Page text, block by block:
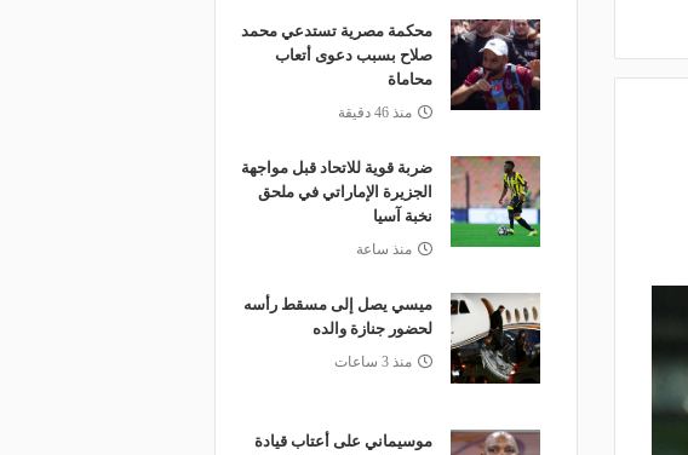
محكمة مصرية تستدعي محمد
صلاح بسبب دعوى أتعاب
محاماة
منذ 46 دقيقة
ضربة قوية للاتحاد قبل مواجهة
الجزيرة الإماراتي في ملحق
نخبة آسيا
منذ ساعة
ميسي يصل إلى مسقط رأسه
لحضور جنازة والده
منذ 3 ساعات
موسيماني على أعتاب قيادة